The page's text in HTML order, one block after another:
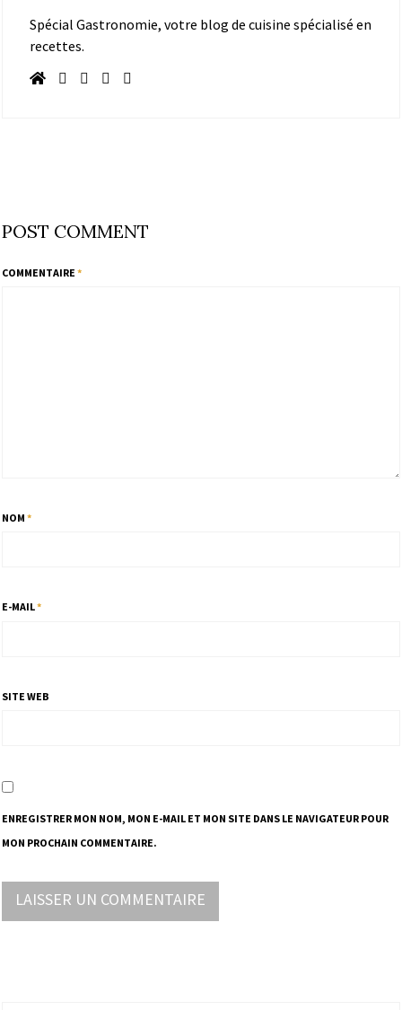
Spécial Gastronomie, votre blog de cuisine spécialisé en
recettes.
POST COMMENT
COMMENTAIRE *
NOM *
E-MAIL*
SITE WEB
ENREGISTRER MON NOM, MON E-MAIL ET MON SITE DANS LE NAVIGATEUR POUR
MON PROCHAIN COMMENTAIRE.